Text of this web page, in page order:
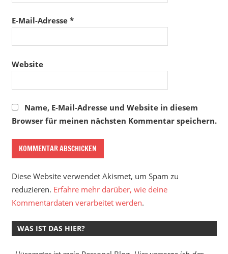
E-Mail-Adresse *
Website
Name, E-Mail-Adresse und Website in diesem
Browser für meinen nächsten Kommentar speichern.
Diese Website verwendet Akismet, um Spam zu
reduzieren. Erfahre mehr darüber, wie deine
Kommentardaten verarbeitet werden.
WAS IST DAS HIER?